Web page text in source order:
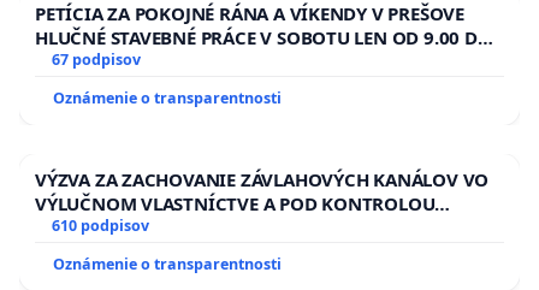
PETÍCIA ZA POKOJNÉ RÁNA A VÍKENDY V PREŠOVE
HLUČNÉ STAVEBNÉ PRÁCE V SOBOTU LEN OD 9.00 DO
13.00 HOD., CEZ PRACOVNÝ TÝŽDEŇ CIEĽ 8.00 – 18.00
HOD. A PRAVIDELNÁ KONTROLA STAVBY C-AREA NA
ĎUMBIERSKEJ/MAGU
67 podpisov
Oznámenie o transparentnosti
VÝZVA ZA ZACHOVANIE ZÁVLAHOVÝCH KANÁLOV VO
VÝLUČNOM VLASTNÍCTVE A POD KONTROLOU
SLOVENSKEJ REPUBLIKY & žiadosť na riešenie
zanedbaného stavu závlahových a odvodňovacích
kanálov na Slovensku
610 podpisov
Oznámenie o transparentnosti